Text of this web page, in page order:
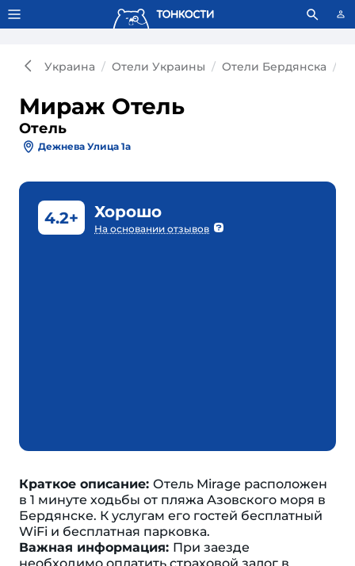
Тонкости используют сookie-файлы. Что это значит?
Украина Отели Украины Отели Бердянска
Мираж Отель
Отель
Дежнева Улица 1а
4.2+ Хорошо
На основании отзывов
Краткое описание: Отель Mirage расположен
в 1 минуте ходьбы от пляжа Азовского моря в
Бердянске. К услугам его гостей бесплатный
WiFi и бесплатная парковка.
Важная информация: При заезде